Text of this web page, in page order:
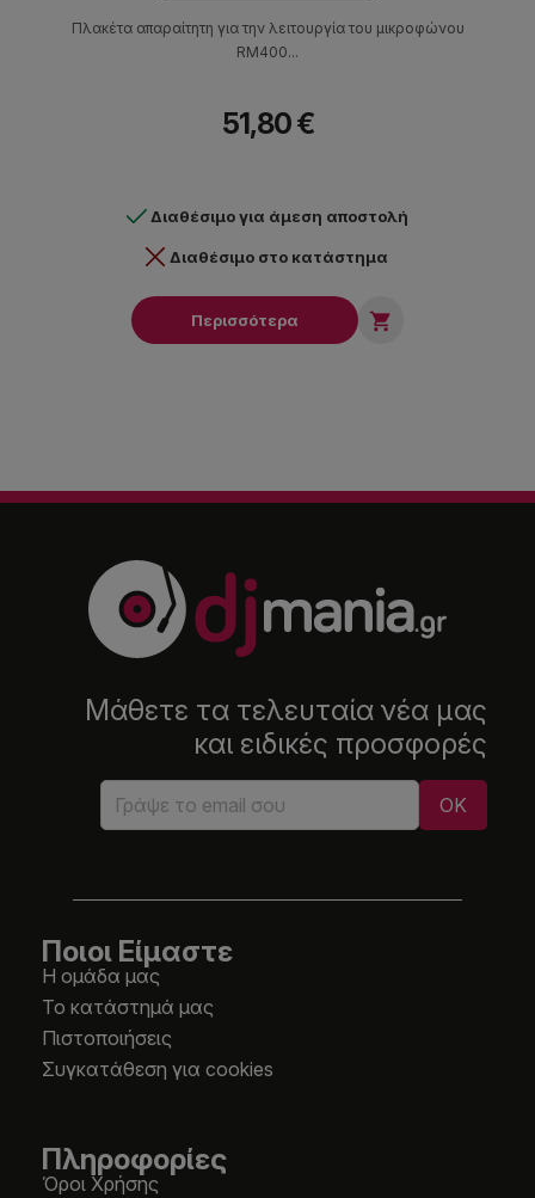
Πλακέτα απαραίτητη για την λειτουργία του μικροφώνου
RM400...
51,80 €
Διαθέσιμο για άμεση αποστολή
Διαθέσιμο στο κατάστημα
Περισσότερα 
Μάθετε τα τελευταία νέα μας
και ειδικές προσφορές
Ποιοι Είμαστε
Η ομάδα μας
Το κατάστημά μας
Πιστοποιήσεις
Συγκατάθεση για cookies
Πληροφορίες
Όροι Χρήσης